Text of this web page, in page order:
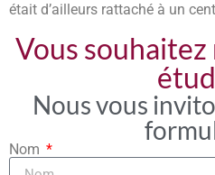
était d’ailleurs rattaché à un
Vous
Nous vous
Nom